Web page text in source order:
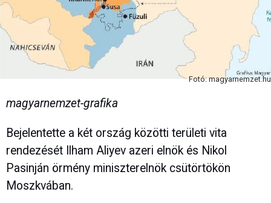
Fotó: magyarnemzet.hu
magyarnemzet-grafika
Bejelentette a két ország közötti területi vita
rendezését Ilham Aliyev azeri elnök és Nikol
Pasinján örmény miniszterelnök csütörtökön
Moszkvában.